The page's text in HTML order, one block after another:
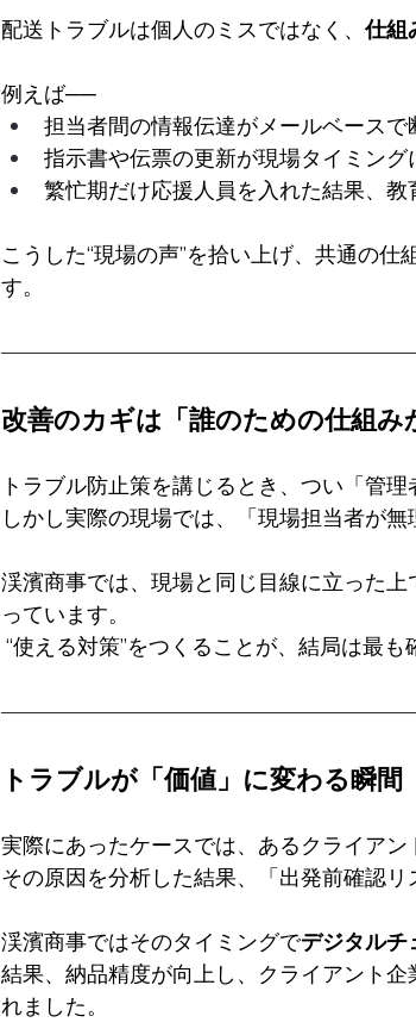
配送トラブルは個人のミスではなく、仕組
例えば──
担当者間の情報伝達がメールベースで
指示書や伝票の更新が現場タイミング
繁忙期だけ応援人員を入れた結果、教
こうした“現場の声”を拾い上げ、共通の
す。
改善のカギは「誰のための仕組み
トラブル防止策を講じるとき、つい「管理
しかし実際の現場では、「現場担当者が
渓濱商事では、現場と同じ目線に立った上
っています。
“使える対策”をつくることが、結局は最も
トラブルが「価値」に変わる瞬間
実際にあったケースでは、あるクライアン
その原因を分析した結果、「出発前確認リ
渓濱商事ではそのタイミングでデジタルチ
結果、納品精度が向上し、クライアント
れました。